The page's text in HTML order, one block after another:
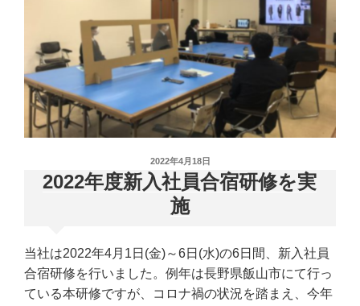
投
稿
日:
2022年4月18日
2022年度新入社員合宿研修を実
施
当社は2022年4月1日(金)～6日(水)の6日間、新入社員
合宿研修を行いました。例年は長野県飯山市にて行っ
ている本研修ですが、コロナ禍の状況を踏まえ、今年